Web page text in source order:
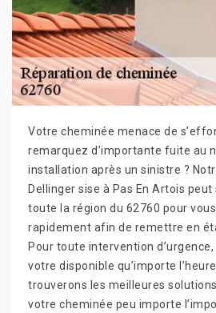
Votre cheminée menace de
remarquez d’importante fuite au
installation après un sinistre ?
Dellinger sise à Pas En Artois
toute la région du 62760 pour
rapidement afin de remettre en
Pour toute intervention
votre disponible qu’importe
trouverons les meilleures
votre cheminée peu importe